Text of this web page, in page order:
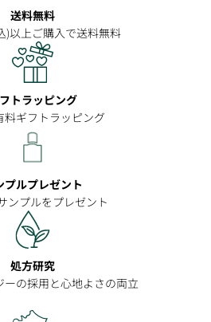
送料無料
)以上ご購入で送料無料
トラッピング
料ギフトラッピング
プルプレゼント
ンプルをプレゼント
処方研究
ーの採用と心地よさの両立